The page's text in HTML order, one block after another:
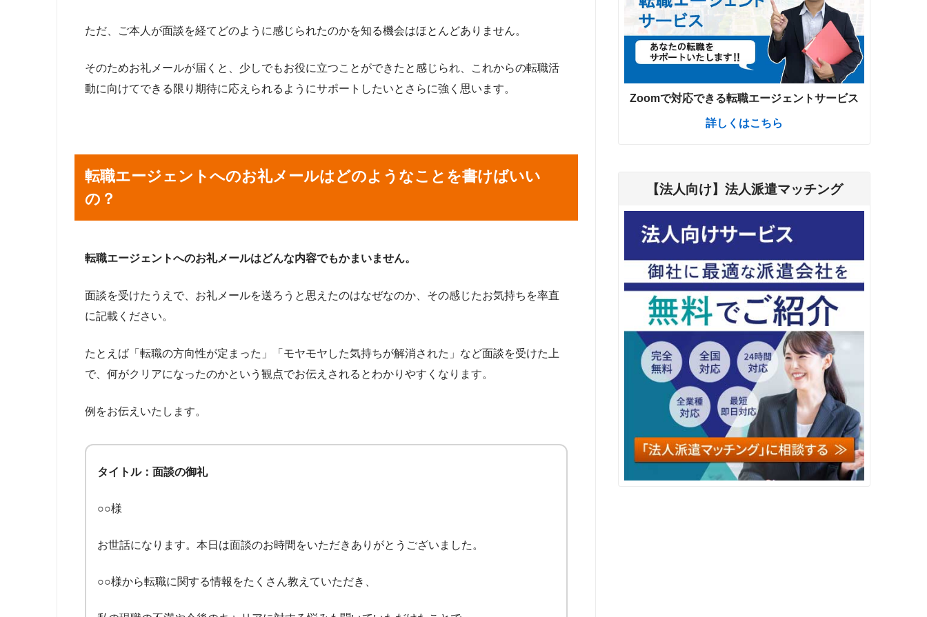
ただ、ご本人が面談を経てどのように感じられたのかを知る機会はほとんどありません。
そのためお礼メールが届くと、少しでもお役に立つことができたと感じられ、これからの転職活
動に向けてできる限り期待に応えられるようにサポートしたいとさらに強く思います。
転職エージェントへのお礼メールはどのようなことを書けばいい
の？
転職エージェントへのお礼メールはどんな内容でもかまいません。
面談を受けたうえで、お礼メールを送ろうと思えたのはなぜなのか、その感じたお気持ちを率直
に記載ください。
たとえば「転職の方向性が定まった」「モヤモヤした気持ちが解消された」など面談を受けた上
で、何がクリアになったのかという観点でお伝えされるとわかりやすくなります。
例をお伝えいたします。
タイトル：面談の御礼
○○様
お世話になります。本日は面談のお時間をいただきありがとうございました。
○○様から転職に関する情報をたくさん教えていただき、
Zoomで対応できる転職エージェントサービス
詳しくはこちら
【法人向け】法人派遣マッチング